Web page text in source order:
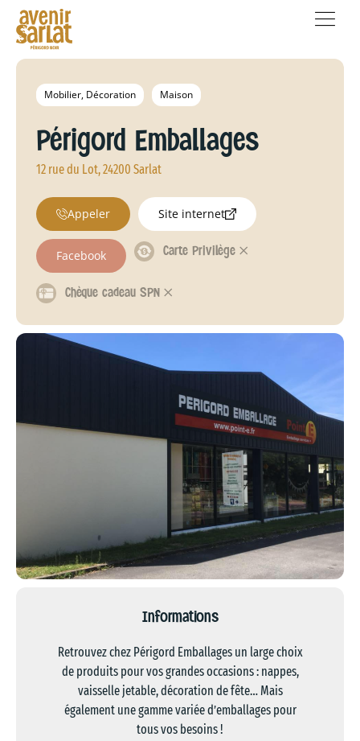
Mobilier, Décoration Maison
Périgord Emballages
12 rue du Lot, 24200 Sarlat
Appeler Site internet
Facebook Carte Privilège 𐄂
Chèque cadeau SPN 𐄂
Informations
Retrouvez chez Périgord Emballages un large choix
de produits pour vos grandes occasions : nappes,
vaisselle jetable, décoration de fête… Mais
également une gamme variée d’emballages pour
tous vos besoins !